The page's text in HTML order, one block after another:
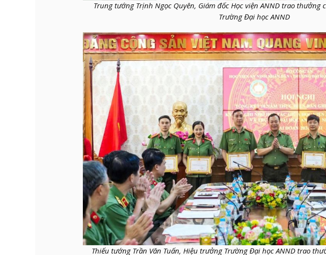
Trung tướng Trịnh Ngọc Quyên, Giám đốc Học viện ANND trao thưởng
Trường Đại học ANND
Thiếu tướng Trần Văn Tuấn, Hiệu trưởng Trường Đại học ANND trao